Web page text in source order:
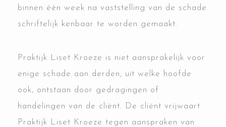
binnen één week na vaststelling van de schade
schriftelijk kenbaar te worden gemaakt.
Praktijk Liset Kroeze is niet aansprakelijk voor
enige schade aan derden, uit welke hoofde
ook, ontstaan door gedragingen of
handelingen van de cliënt. De cliënt vrijwaart
Praktijk Liset Kroeze tegen aanspraken van